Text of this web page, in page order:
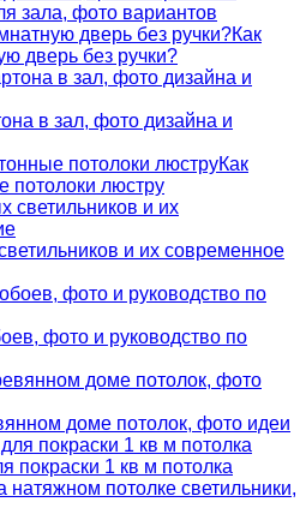
зала, фото вариантов
Как
дверь без ручки?
в зал, фото дизайна и
Как
потолоки люстру
и их современное
фото и руководство по
доме потолок, фото идеи
покраски 1 кв м потолка